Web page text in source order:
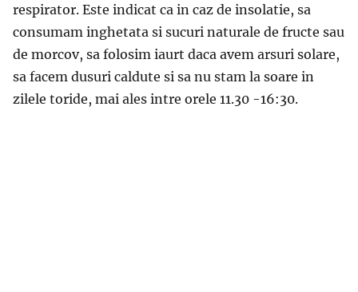
respirator. Este indicat ca in caz de insolatie, sa
consumam inghetata si sucuri naturale de fructe sau
de morcov, sa folosim iaurt daca avem arsuri solare,
sa facem dusuri caldute si sa nu stam la soare in
zilele toride, mai ales intre orele 11.30 -16:30.